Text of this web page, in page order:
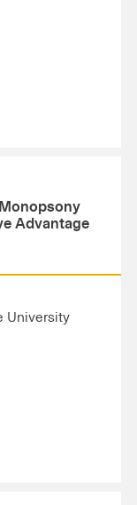
Advantage
University